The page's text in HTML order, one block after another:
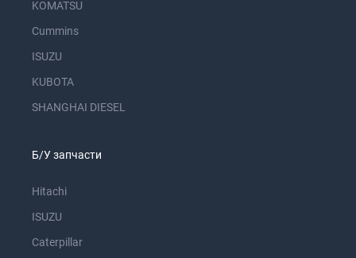
KOMATSU
Cummins
ISUZU
KUBOTA
SHANGHAI DIESEL
Б/У запчасти
Hitachi
ISUZU
Caterpillar